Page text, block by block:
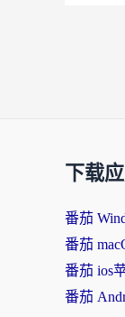
下载
番茄
番茄
番茄 ios
番茄